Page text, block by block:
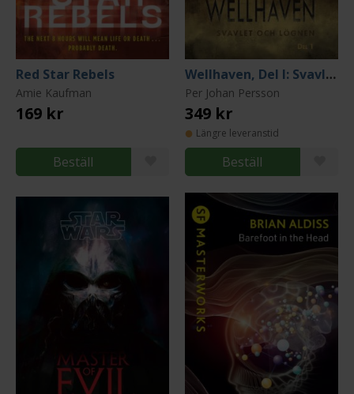
Red Star Rebels
Amie Kaufman
169 kr
Beställ
Wellhaven, Del I: Svavlet och lögnen
Per Johan Persson
349 kr
Längre leveranstid
Beställ